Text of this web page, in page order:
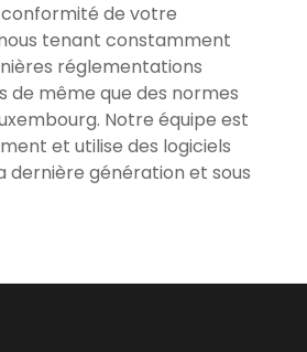
conformité de votre
tenant constamment
réglementations
de même que des normes
Notre équipe est
et utilise des logiciels
dernière génération et sous